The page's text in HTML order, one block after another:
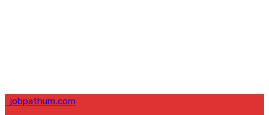
jobpathum.com